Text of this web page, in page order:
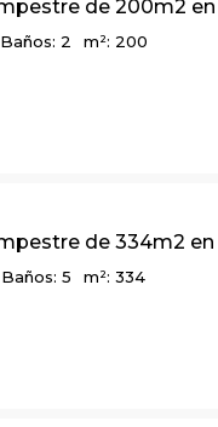
Baños: 2
m²: 200
Baños: 5
m²: 334